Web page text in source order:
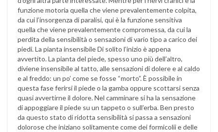
funzione motoria quella che viene prevalentemente colpita,
da cui l’insorgenza di paralisi, qui è la funzione sensitiva
quella che viene prevalentemente compromessa, da cui la
perdita della sensibilità o sensazioni di vario tipo a carico dei
piedi. La pianta insensibile Di solito l’inizio è appena
avvertito. La pianta del piede, spesso uno più dell’altro,
diviene insensibile al tatto, alle sensazioni di dolere e al caldo
e al freddo: un po’ come se fosse “morto”. È possibile in
questa fase ferirsi il piede o la gamba oppure scottarsi senza
quasi avvertirne il dolore. Nel camminare si ha la sensazione
di appoggiare il piede su un tappeto o sull’erba. Ben presto
da questo stato di ridotta sensibilità si passa a sensazioni
dolorose che iniziano solitamente come dei formicolii e delle